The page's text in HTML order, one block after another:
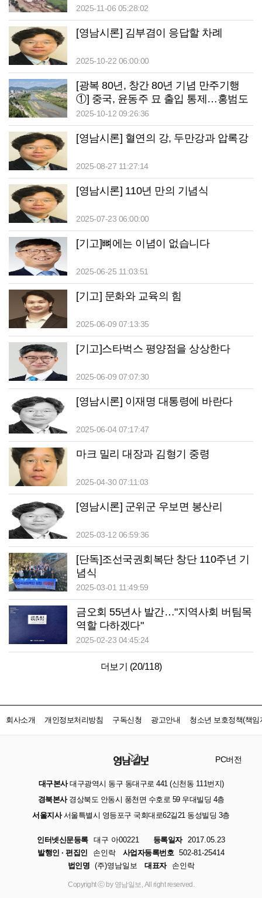
강 너머 북한 ‘상전벽해’
2025-11-06 05:28:02
[영남시론] 김부겸이 응답할 차례
2025-10-22 06:00:00
[광복 80년, 창간 80년 기념 만주기행
①] 중국, 윤동주 묘 출입 통제…홍범도
승첩비도 막아
2025-10-12 09:26:36
[영남시론] 혈연의 강, 두만강과 압록강
2025-08-27 11:27:14
[영남시론] 110년 만의 기념식
2025-07-23 06:00:00
[기고]뼈에는 이념이 없습니다
2025-06-25 11:03:51
[기고] 문화와 교육의 힘
2025-06-09 07:13:35
[기고]스타벅스 평양점을 상상한다
2025-06-09 07:07:30
[영남시론] 이재명 대통령에 바란다
2025-06-04 07:17:47
마크 밀리 대장과 김형기 중령
2025-04-30 07:11:03
[영남시론] 군위군 우보면 봉산리
2025-03-12 06:59:36
[단독]조선국권회복단 창단 110주년 기
념식
2025-03-01 11:49:59
금오회 55년사 발간…"지역사회 버팀목
역할 다하겠다"
2025-02-23 04:45:24
더보기 (20/118)
회사소개 개인정보처리방침 구독신청 광고안내 청소년 보호정책(책임
PC버전
대구본사대구광역시 동구 동대구로 441 (신천동 111번지)
경북본사경상북도 안동시 풍천면 수호로 59 우대빌딩 4층
서울지사서울특별시 영등포구 국회대로62길21 동성빌딩 3층
인터넷신문등록 대구 아00221 등록일자
2017.05.23
발행인 · 편집인
손인락 사업자등록번호 502-81-25414
법인명 (주)영남일보 대표자 손인락
Copyright ⓒ by 영남일보, All right reserved.